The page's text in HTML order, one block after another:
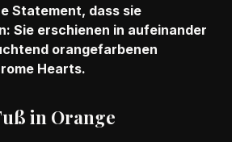
Statement, dass sie
Sie erschienen in aufeinander
orangefarbenen
Hearts.
in Orange